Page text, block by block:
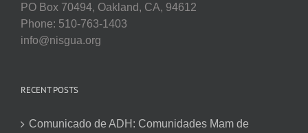
PO Box 70494, Oakland, CA, 94612
Phone: 510-763-1403
info@nisgua.org
RECENT POSTS
Comunicado de ADH: Comunidades Mam de